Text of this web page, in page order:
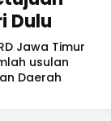
Dulu
Jawa Timur
usulan
Daerah